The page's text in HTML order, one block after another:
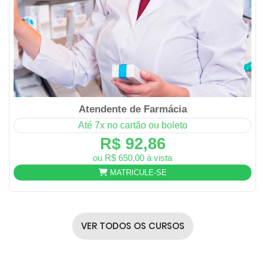
Atendente de Farmácia
Até 7x no cartão ou boleto
R$ 92,86
ou R$ 650,00 à vista
MATRICULE-SE
VER TODOS OS CURSOS